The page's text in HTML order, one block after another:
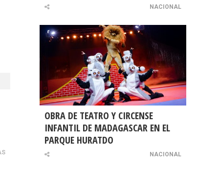
NACIONAL
OBRA DE TEATRO Y CIRCENSE
INFANTIL DE MADAGASCAR EN EL
PARQUE HURATDO
NACIONAL